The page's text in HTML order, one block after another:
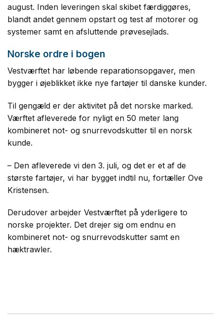
august. Inden leveringen skal skibet færdiggøres,
blandt andet gennem opstart og test af motorer og
systemer samt en afsluttende prøvesejlads.
Norske ordre i bogen
Vestværftet har løbende reparationsopgaver, men
bygger i øjeblikket ikke nye fartøjer til danske kunder.
Til gengæld er der aktivitet på det norske marked.
Værftet afleverede for nyligt en 50 meter lang
kombineret not- og snurrevodskutter til en norsk
kunde.
– Den afleverede vi den 3. juli, og det er et af de
største fartøjer, vi har bygget indtil nu, fortæller Ove
Kristensen.
Derudover arbejder Vestværftet på yderligere to
norske projekter. Det drejer sig om endnu en
kombineret not- og snurrevodskutter samt en
hæktrawler.